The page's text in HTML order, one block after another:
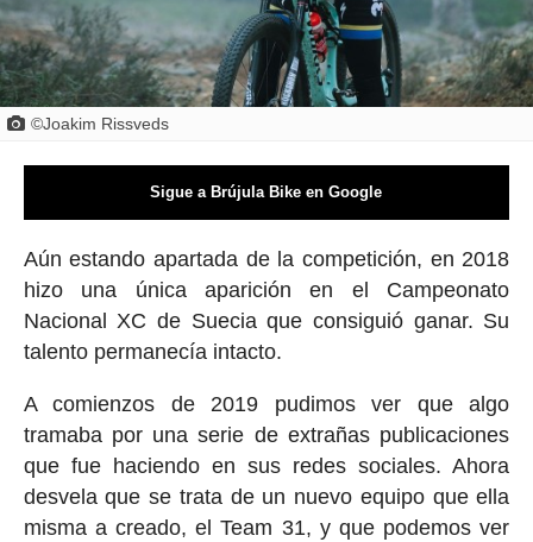
©Joakim Rissveds
Sigue a Brújula Bike en Google
Aún estando apartada de la competición, en 2018
hizo una única aparición en el Campeonato
Nacional XC de Suecia que consiguió ganar. Su
talento permanecía intacto.
A comienzos de 2019 pudimos ver que algo
tramaba por una serie de extrañas publicaciones
que fue haciendo en sus redes sociales. Ahora
desvela que se trata de un nuevo equipo que ella
misma a creado, el Team 31, y que podemos ver